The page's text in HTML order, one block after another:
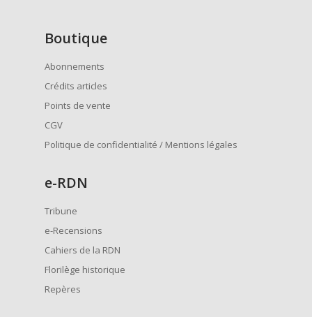
Boutique
Abonnements
Crédits articles
Points de vente
CGV
Politique de confidentialité / Mentions légales
e-RDN
Tribune
e-Recensions
Cahiers de la RDN
Florilège historique
Repères